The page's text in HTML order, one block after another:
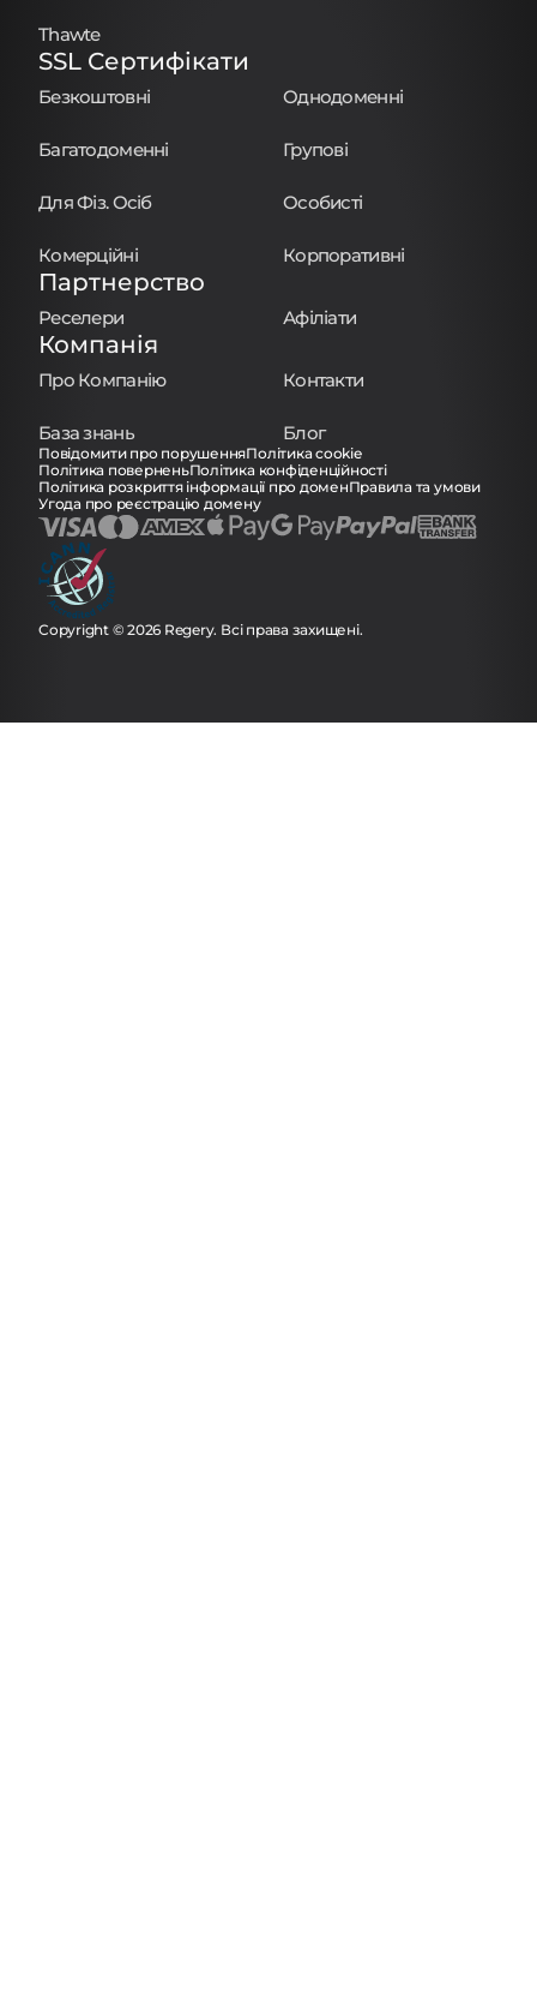
Thawte
SSL Сертифікати
Безкоштовні Однодоменні
Багатодоменні Групові
Для Фіз. Осіб Особисті
Комерційні Корпоративні
Партнерство
Реселери Афіліати
Компанія
Про Компанію Контакти
База знань Блог
Повідомити про порушенняПолітика cookie
Політика поверненьПолітика конфіденційності
Політика розкриття інформації про доменПравила та умови
Угода про реєстрацію домену
Copyright © 2026 Regery. Всі права захищені.